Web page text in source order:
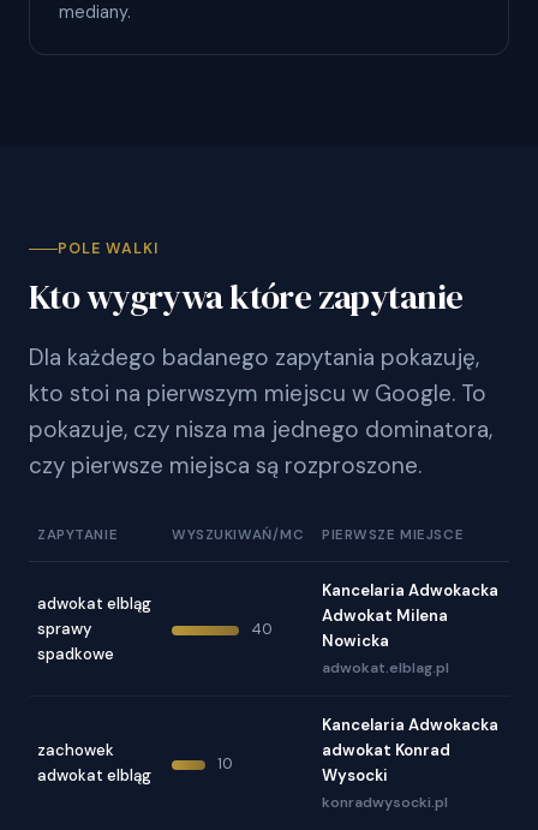
mediany.
POLE WALKI
Kto wygrywa które zapytanie
Dla każdego badanego zapytania pokazuję,
kto stoi na pierwszym miejscu w Google. To
pokazuje, czy nisza ma jednego dominatora,
czy pierwsze miejsca są rozproszone.
ZAPYTANIE WYSZUKIWAŃ/MC PIERWSZE MIEJSCE
adwokat elbląg
sprawy
spadkowe
40
Kancelaria Adwokacka
Adwokat Milena
Nowicka
adwokat.elblag.pl
zachowek
adwokat elbląg
10
Kancelaria Adwokacka
adwokat Konrad
Wysocki
konradwysocki.pl